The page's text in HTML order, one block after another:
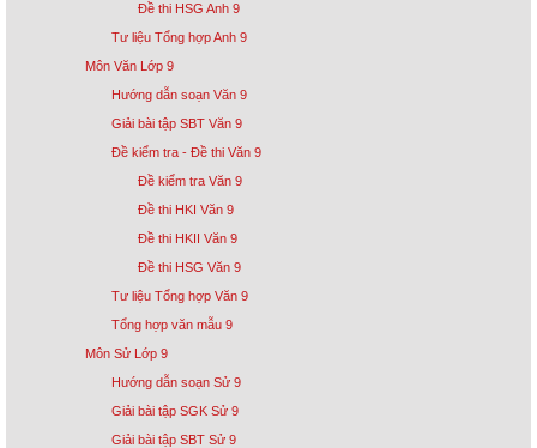
Đề thi HSG Anh 9
Tư liệu Tổng hợp Anh 9
Môn Văn Lớp 9
Hướng dẫn soạn Văn 9
Giải bài tập SBT Văn 9
Đề kiểm tra - Đề thi Văn 9
Đề kiểm tra Văn 9
Đề thi HKI Văn 9
Đề thi HKII Văn 9
Đề thi HSG Văn 9
Tư liệu Tổng hợp Văn 9
Tổng hợp văn mẫu 9
Môn Sử Lớp 9
Hướng dẫn soạn Sử 9
Giải bài tập SGK Sử 9
Giải bài tập SBT Sử 9